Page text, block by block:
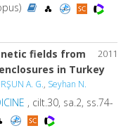
2011
fields from
in Turkey
A. G., Seyhan N.
, cilt.30, sa.2, ss.74-